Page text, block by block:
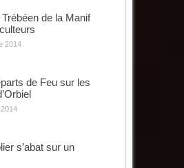
de la Manif
2014
de Feu sur les
s’abat sur un